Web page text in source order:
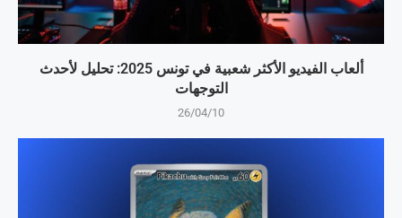
ألعاب الفيديو الأكثر شعبية في تونس 2025: تحليل لأحدث
التوجهات
26/04/10